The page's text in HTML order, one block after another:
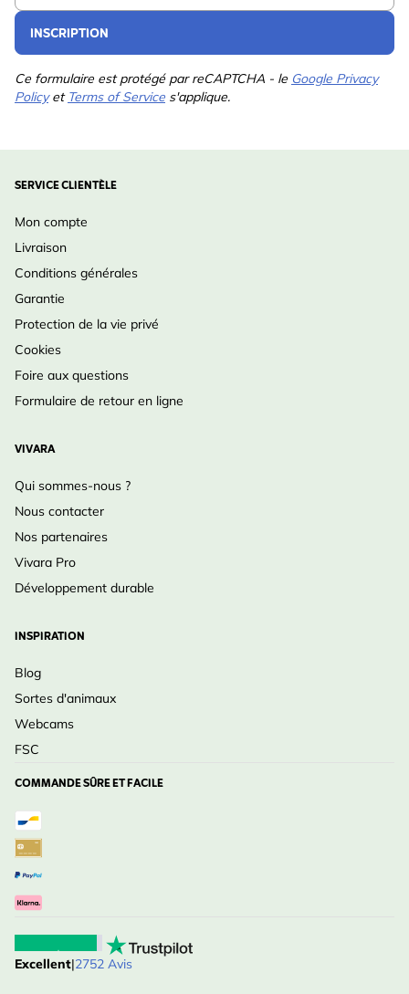
INSCRIPTION
Ce formulaire est protégé par reCAPTCHA - le Google Privacy
Policyet Terms of Service s'applique.
SERVICE CLIENTÈLE
Mon compte
Livraison
Conditions générales
Garantie
Protection de la vie privé
Cookies
Foire aux questions
Formulaire de retour en ligne
VIVARA
Qui sommes-nous ?
Nous contacter
Nos partenaires
Vivara Pro
Développement durable
INSPIRATION
Blog
Sortes d'animaux
Webcams
FSC
COMMANDE SÛRE ET FACILE
Excellent|2752 Avis